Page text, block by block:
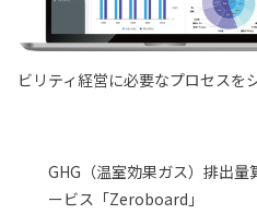
ビリティ経営に必要なプロセスを
GHG（温室効果ガス）排出
ービス「Zeroboard」